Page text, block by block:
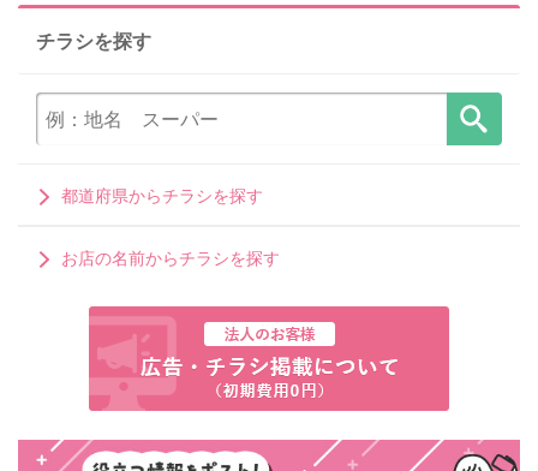
チラシを探す
都道府県からチラシを探す
お店の名前からチラシを探す